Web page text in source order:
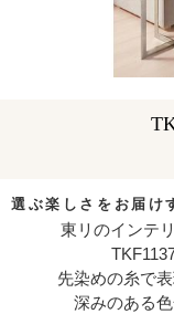
選ぶ楽しさをお届け
東リのインテ
先染めの糸で
深みのある